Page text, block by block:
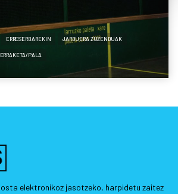
ERRESERBAREKIN JARDUERA ZUZENDUAK
ERRAKETA/PALA
elektronikoz jasotzeko, harpidetu zaitez